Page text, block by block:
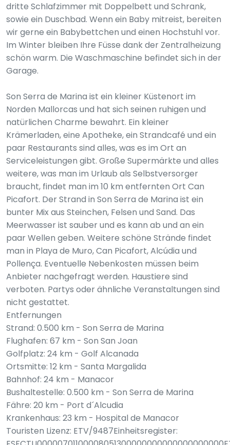
dritte Schlafzimmer mit Doppelbett und Schrank,
sowie ein Duschbad. Wenn ein Baby mitreist, bereiten
wir gerne ein Babybettchen und einen Hochstuhl vor.
Im Winter bleiben Ihre Füsse dank der Zentralheizung
schön warm. Die Waschmaschine befindet sich in der
Garage.
Son Serra de Marina ist ein kleiner Küstenort im
Norden Mallorcas und hat sich seinen ruhigen und
natürlichen Charme bewahrt. Ein kleiner
Krämerladen, eine Apotheke, ein Strandcafé und ein
paar Restaurants sind alles, was es im Ort an
Serviceleistungen gibt. Große Supermärkte und alles
weitere, was man im Urlaub als Selbstversorger
braucht, findet man im 10 km entfernten Ort Can
Picafort. Der Strand in Son Serra de Marina ist ein
bunter Mix aus Steinchen, Felsen und Sand. Das
Meerwasser ist sauber und es kann ab und an ein
paar Wellen geben. Weitere schöne Strände findet
man in Playa de Muro, Can Picafort, Alcúdia und
Pollença. Eventuelle Nebenkosten müssen beim
Anbieter nachgefragt werden. Haustiere sind
verboten. Partys oder ähnliche Veranstaltungen sind
nicht gestattet.
Entfernungen
Strand: 0.500 km - Son Serra de Marina
Flughafen: 67 km - Son San Joan
Golfplatz: 24 km - Golf Alcanada
Ortsmitte: 12 km - Santa Margalida
Bahnhof: 24 km - Manacor
Bushaltestelle: 0.500 km - Son Serra de Marina
Fähre: 20 km - Port d´Alcudia
Krankenhaus: 23 km - Hospital de Manacor
Touristen Lizenz: ETV/9487Einheitsregister: